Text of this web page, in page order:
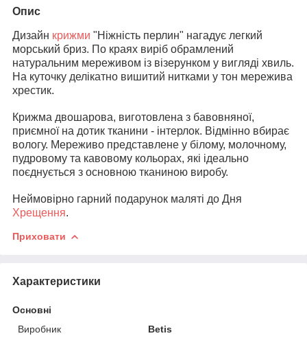
Опис
Дизайн крижми "Ніжність перлин" нагадує легкий
морський бриз. По краях виріб обрамлений
натуральним мереживом із візерунком у вигляді хвиль.
На куточку делікатно вишитий нитками у тон мережива
хрестик.
Крижма двошарова, виготовлена з бавовняної,
приємної на дотик тканини - інтерлок. Відмінно вбирає
вологу. Мереживо представлене у білому, молочному,
пудровому та кавовому кольорах, які ідеально
поєднується з основною тканиною виробу.
Неймовірно гарний подарунок маляті до Дня
Хрещення.
Приховати
Характеристики
Основні
Виробник
Betis